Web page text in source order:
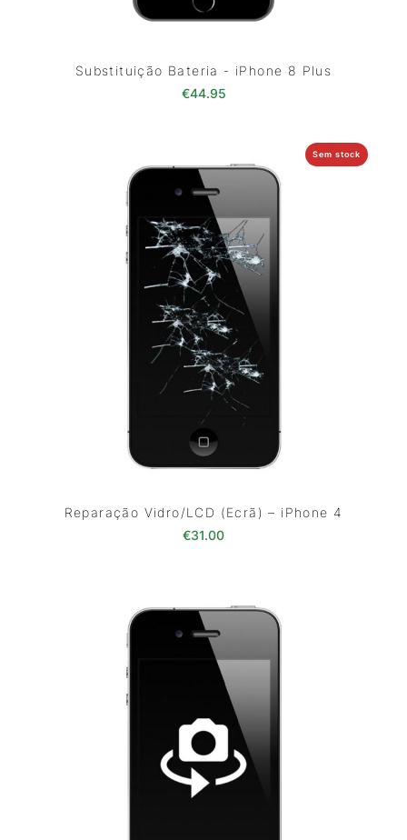
Substituição Bateria - iPhone 8 Plus
€44.95
Sem stock
Reparação Vidro/LCD (Ecrã) – iPhone 4
€31.00